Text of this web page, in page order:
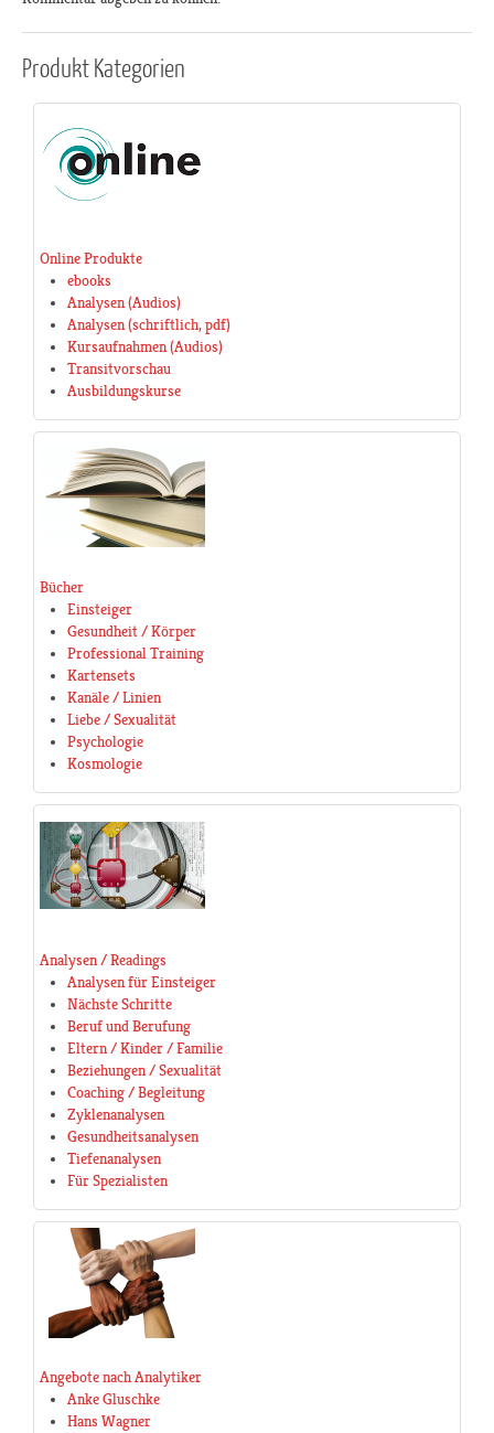
ProduktKategorien
Online Produkte
ebooks
Analysen (Audios)
Analysen (schriftlich, pdf)
Kursaufnahmen (Audios)
Transitvorschau
Ausbildungskurse
Bücher
Einsteiger
Gesundheit / Körper
Professional Training
Kartensets
Kanäle / Linien
Liebe / Sexualität
Psychologie
Kosmologie
Analysen / Readings
Analysen für Einsteiger
Nächste Schritte
Beruf und Berufung
Eltern / Kinder / Familie
Beziehungen / Sexualität
Coaching / Begleitung
Zyklenanalysen
Gesundheitsanalysen
Tiefenanalysen
Für Spezialisten
Angebote nach Analytiker
Anke Gluschke
Hans Wagner